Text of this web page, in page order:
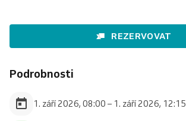
REZERVOVAT
Podrobnosti
1. září 2026, 08:00 – 1. září 2026, 12:15